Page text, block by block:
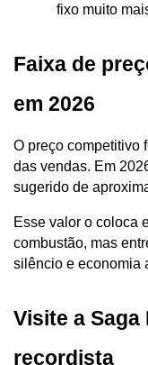
fixo muito
Faixa de
em 2026
O preço competitivo
das vendas. Em
sugerido de
Esse valor o coloca
combustão, mas
silêncio e economia
Visite a Saga
recordista